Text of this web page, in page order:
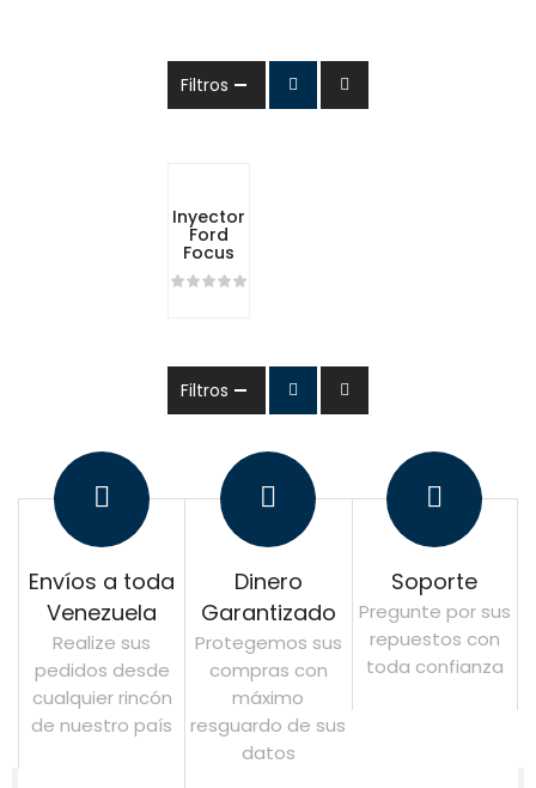
Filtros
Inyector
Ford
Focus
Filtros
Envíos a toda
Venezuela
Realize sus
pedidos desde
cualquier rincón
de nuestro país
Dinero
Garantizado
Protegemos sus
compras con
máximo
resguardo de sus
datos
Soporte
Pregunte por sus
repuestos con
toda confianza